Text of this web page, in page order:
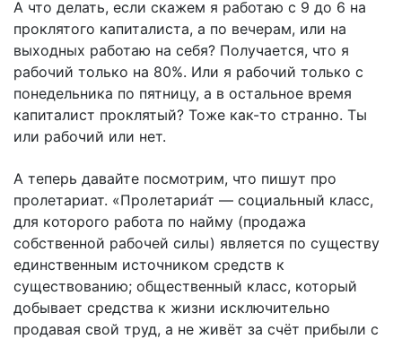
А что делать, если скажем я работаю с 9 до 6 на
проклятого капиталиста, а по вечерам, или на
выходных работаю на себя? Получается, что я
рабочий только на 80%. Или я рабочий только с
понедельника по пятницу, а в остальное время
капиталист проклятый? Тоже как-то странно. Ты
или рабочий или нет.
А теперь давайте посмотрим, что пишут про
пролетариат. «Пролетариа́т — социальный класс,
для которого работа по найму (продажа
собственной рабочей силы) является по существу
единственным источником средств к
существованию; общественный класс, который
добывает средства к жизни исключительно
продавая свой труд, а не живёт за счёт прибыли с